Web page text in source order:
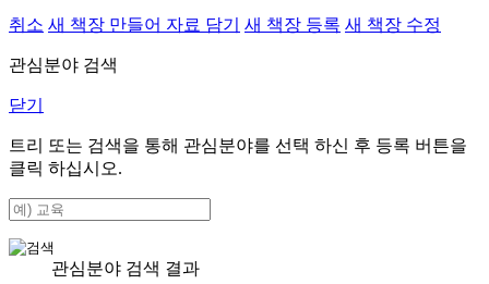
취소 새 책장 만들어 자료 담기 새 책장 등록 새 책장 수정
관심분야 검색
닫기
트리 또는 검색을 통해 관심분야를 선택 하신 후 등록 버튼을
클릭 하십시오.
관심분야 검색 결과